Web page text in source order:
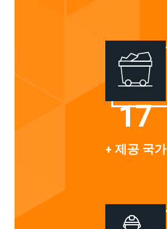
20
+ 제공 국가